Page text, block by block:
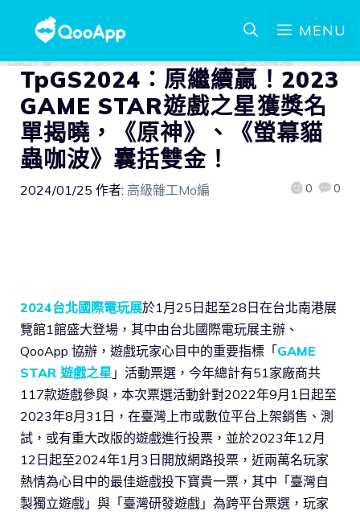
MENU
TpGS2024：原繼續贏！2023
GAME STAR遊戲之星獲獎名
單揭曉，《原神》、《螢幕貓
蟲咖波》囊括雙金！
2024/01/25 作者: 高級雜工Mo編 0 0
2024台北國際電玩展於1月25日起至28日在台北南港展
覽館1館盛大登場，其中由台北國際電玩展主辦、
QooApp 協辦，遊戲玩家心目中的重要指標「GAME
STAR 遊戲之星 」活動票選，今年總計有51家廠商共
117款遊戲參與，本次票選活動針對2022年9月1日起至
2023年8月31日，在臺灣上市或數位平台上架銷售、測
試，或有重大改版的遊戲進行投票，並於2023年12月
12日起至2024年1月3日開放網路投票，近兩萬名玩家
熱情為心目中的最佳遊戲投下寶貴一票，其中「臺灣自
製獨立遊戲」與「臺灣研發遊戲」為跨平台票選，玩家